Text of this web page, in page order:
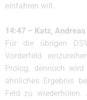
einfahren will.
14:47 – Katz, Andreas
Für die übrigen
Vorderfeld
Prolog, dennoch
ähnliches Ergebnis
Feld zu wiederholen.